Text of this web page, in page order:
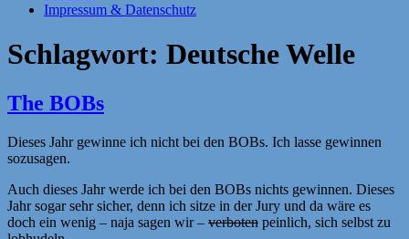
Impressum & Datenschutz
Schlagwort: Deutsche Welle
The BOBs
Dieses Jahr gewinne ich nicht bei den BOBs. Ich lasse gewinnen
sozusagen.
Auch dieses Jahr werde ich bei den BOBs nichts gewinnen. Dieses
Jahr sogar sehr sicher, denn ich sitze in der Jury und da wäre es
doch ein wenig – naja sagen wir – verboten peinlich, sich selbst zu